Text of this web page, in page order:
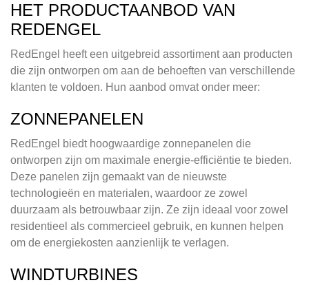
HET PRODUCTAANBOD VAN
REDENGEL
RedEngel heeft een uitgebreid assortiment aan producten
die zijn ontworpen om aan de behoeften van verschillende
klanten te voldoen. Hun aanbod omvat onder meer:
ZONNEPANELEN
RedEngel biedt hoogwaardige zonnepanelen die
ontworpen zijn om maximale energie-efficiëntie te bieden.
Deze panelen zijn gemaakt van de nieuwste
technologieën en materialen, waardoor ze zowel
duurzaam als betrouwbaar zijn. Ze zijn ideaal voor zowel
residentieel als commercieel gebruik, en kunnen helpen
om de energiekosten aanzienlijk te verlagen.
WINDTURBINES